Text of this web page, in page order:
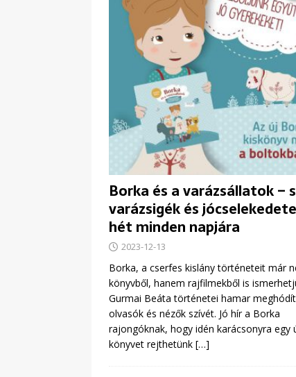
Borka és a varázsállatok –
varázsigék és
hét minden napjára
2023-12-13
Borka, a cserfes kislány történeteit már
könyvből, hanem rajfilmekből is
Gurmai Beáta történetei hamar
olvasók és nézők szívét. Jó hír a Borka
rajongóknak, hogy idén karácsonyra egy
könyvet rejthetünk […]